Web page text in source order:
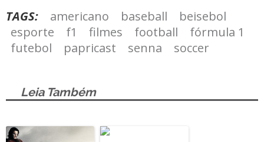
TAGS: americano baseball
beisebol
esporte
f1 filmes football
fórmula 1
futebol
papricast senna soccer
Leia Também